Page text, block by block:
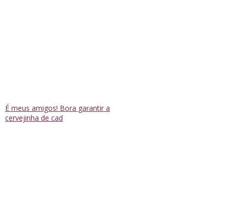
É meus amigos! Bora garantir a
cervejinha de cad